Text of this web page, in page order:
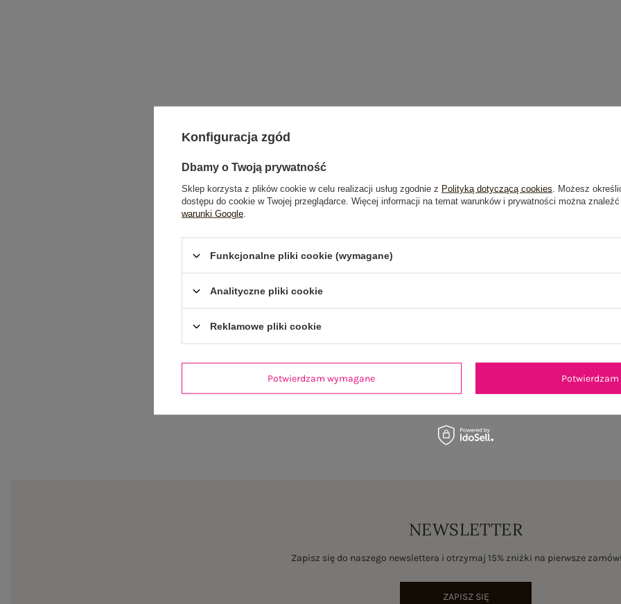
NEWSLETTER
Zapisz się do naszego newslettera i otrzymaj 15% zniżki na pierwsze
ZAPISZ SIĘ
Konfiguracja zgód
Dbamy o Twoją prywatność
Sklep korzysta z plików cookie w celu realizacji usług zgodnie z Polityką dotyczącą cookies . Możesz
dostępu do cookie w Twojej przeglądarce. Więcej informacji na temat warunków i prywatności można
warunki Google
Funkcjonalne pliki cookie (wymagane)
Analityczne pliki cookie
Reklamowe pliki cookie
Potwierdzam wymagane